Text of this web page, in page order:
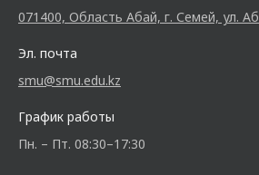
071400, Область Абай, г. Семей, ул.
Эл. почта
smu@smu.edu.kz
График работы
Пн. – Пт. 08:30–17:30